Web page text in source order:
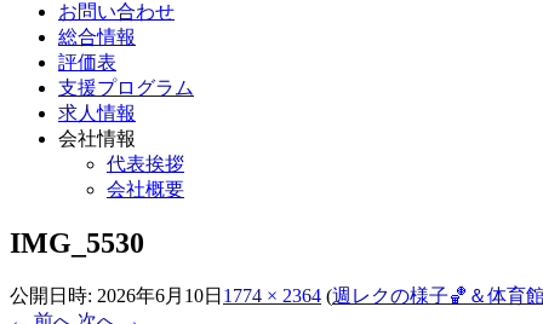
お問い合わせ
総合情報
評価表
支援プログラム
求人情報
会社情報
代表挨拶
会社概要
IMG_5530
公開日時: 2026年6月10日 1774 × 2364 (週レクの様子🏀＆体育